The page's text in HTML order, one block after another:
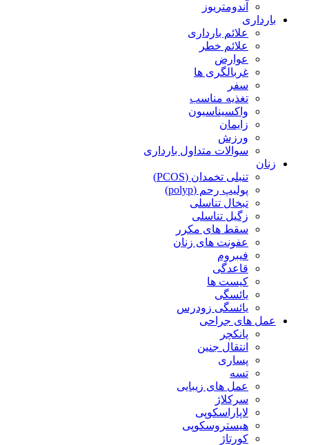
آندومتریوز
بارداری
علائم بارداری
علائم خطر
عوارض
غربالگری ها
سفر
تغذیه مناسب
واکسیناسیون
زایمان
ورزش
سوالات متداول بارداری
زنان
تنبلی تخمدان (PCOS)
پولیپ رحم (polyp)
تبخال تناسلی
زگیل تناسلی
سقط های مکرر
عفونت های زنان
فیبروم
قاعدگی
کیست ها
یائسگی
یائسگی زودرس
عمل های جراحی
پانکچر
انتقال جنین
پساری
تسه
عمل های زیبایی
سرکلاژ
لاپاراسکوپی
هیستروسکوپی
کورتاژ